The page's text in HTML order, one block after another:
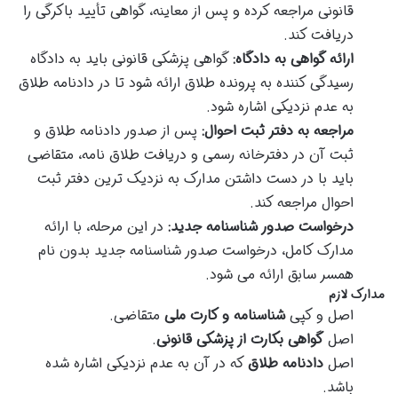
قانونی مراجعه کرده و پس از معاینه، گواهی تأیید باکرگی را
دریافت کند.
ارائه گواهی به دادگاه:گواهی پزشکی قانونی باید به دادگاه
رسیدگی کننده به پرونده طلاق ارائه شود تا در دادنامه طلاق
به عدم نزدیکی اشاره شود.
مراجعه به دفتر ثبت احوال: پس از صدور دادنامه طلاق و
ثبت آن در دفترخانه رسمی و دریافت طلاق نامه، متقاضی
باید با در دست داشتن مدارک به نزدیک ترین دفتر ثبت
احوال مراجعه کند.
درخواست صدور شناسنامه جدید: در این مرحله، با ارائه
مدارک کامل، درخواست صدور شناسنامه جدید بدون نام
همسر سابق ارائه می شود.
مدارک لازم
اصل و کپیشناسنامه و کارت ملی متقاضی.
اصلگواهی بکارت از پزشکی قانونی.
اصل دادنامه طلاقکه در آن به عدم نزدیکی اشاره شده
باشد.